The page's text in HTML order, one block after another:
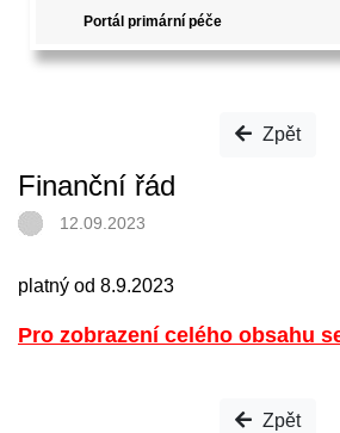
Portál primární péče
Zpět
Finanční řád
12.09.2023
platný od 8.9.2023
Pro zobrazení celého obsahu
Zpět